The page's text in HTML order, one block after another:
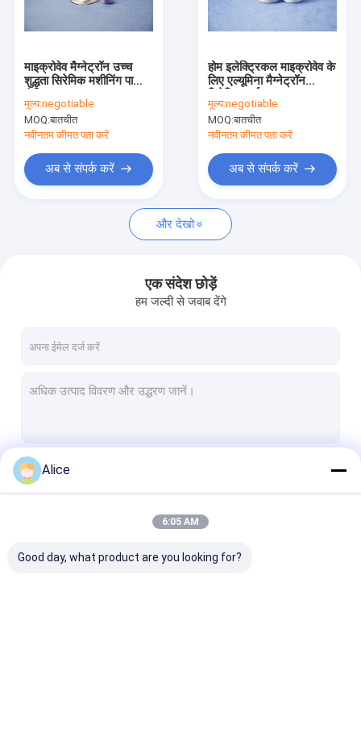
गुणवत्ता नियंत्रण
संपर्क करें
एक उद्धरण की विनती करे
धातुकृत एल्यूमिना सिरेमिक
एल्यूमिना सिरेमिक रिंग्स
उन्नत इंजीनियरिंग सिरेमिक
माइक्रोवेव मैग्नेट्रॉन उच्च
शुद्धता सिरेमिक मशीनिंग पार्ट्स
मूल्य:negotiable
MOQ:बातचीत
नवीनतम कीमत पता करें
अब से संपर्क करें
होम इलेक्ट्रिकल माइक्रोवेव के
लिए एल्यूमिना मैग्नेट्रॉन
मूल्य:negotiable
MOQ:बातचीत
नवीनतम कीमत पता करें
अब से संपर्क करें
और देखो
एक संदेश छोड़ें
हम जल्दी से जवाब देंगे
Alice
6:05 AM
Good day, what product are you looking for?